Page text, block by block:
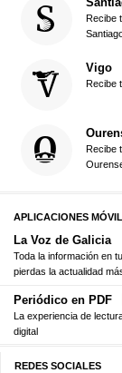
Recibe
Vigo
Recibe
Recibe
APLICACIONES
La Voz de Galicia
Toda la información en
pierdas la actualidad
Periódico en PDF
La experiencia de
digital
REDES SOCIALES